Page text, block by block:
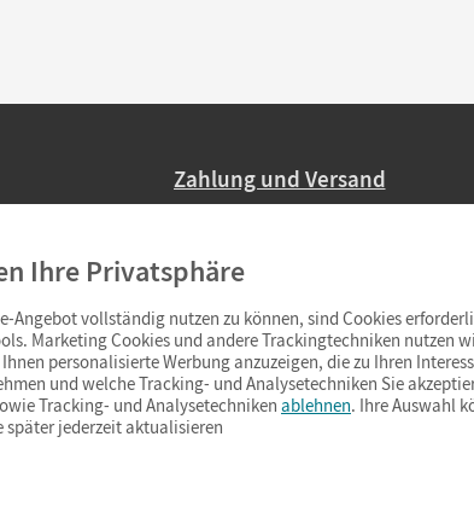
Zahlung und Versand
Ab 59,– EUR Bestellwert
(Lieferung in 3–6 Tagen).
Ihre Privatsphäre
Angebot vollständig nutzen zu können, sind Cookies
Marketing Cookies und andere Trackingtechniken nutzen
personalisierte Werbung anzuzeigen, die zu Ihren
und welche Tracking- und Analysetechniken Sie
Tracking- und Analysetechniken ablehnen. Ihre Auswahl
später jederzeit aktualisieren